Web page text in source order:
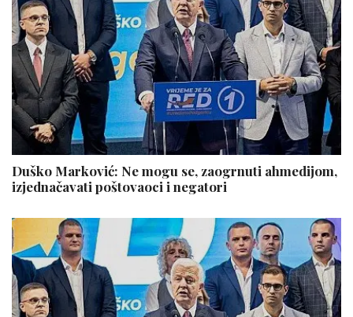
Duško Marković: Ne mogu se, zaogrnuti ahmedijom,
izjednačavati poštovaoci i negatori